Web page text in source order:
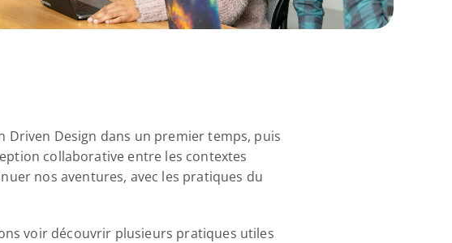
Driven Design dans un premier temps, puis
collaborative entre les contextes
nos aventures, avec les pratiques du
voir découvrir plusieurs pratiques utiles